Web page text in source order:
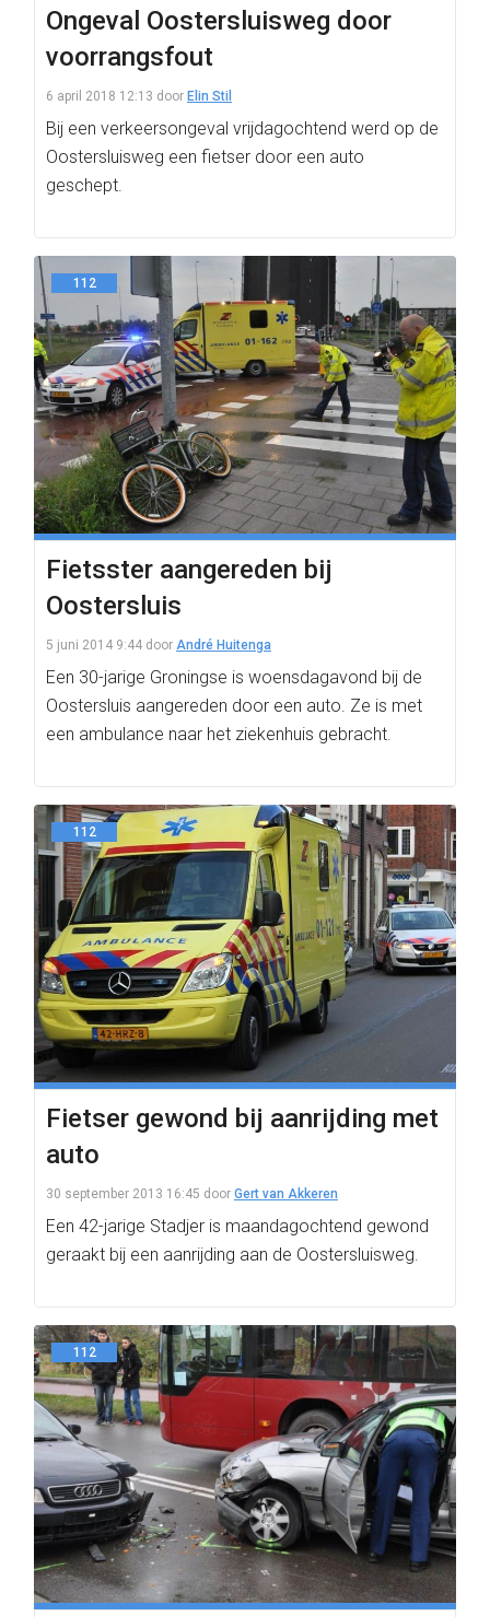
Ongeval Oostersluisweg door
voorrangsfout
6 april 2018 12:13 door Elin Stil
Bij een verkeersongeval vrijdagochtend werd op de
Oostersluisweg een fietser door een auto
geschept.
112
Fietsster aangereden bij
Oostersluis
5 juni 2014 9:44 door André Huitenga
Een 30-jarige Groningse is woensdagavond bij de
Oostersluis aangereden door een auto. Ze is met
een ambulance naar het ziekenhuis gebracht.
112
Fietser gewond bij aanrijding met
auto
30 september 2013 16:45 door Gert van Akkeren
Een 42-jarige Stadjer is maandagochtend gewond
geraakt bij een aanrijding aan de Oostersluisweg.
112